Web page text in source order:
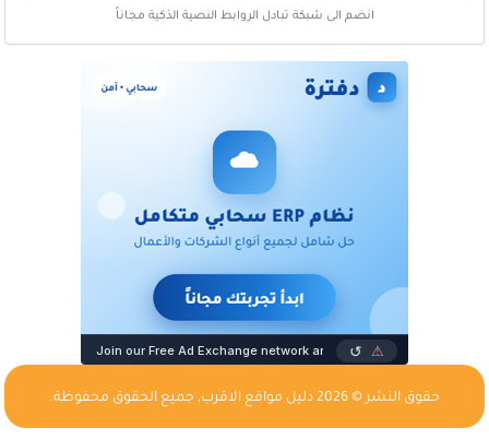
انضم الى شبكة تبادل الروابط النصية الذكية مجاناً
حقوق النشر © 2026 دليل مواقع الاقرب, جميع الحقوق محفوظة.